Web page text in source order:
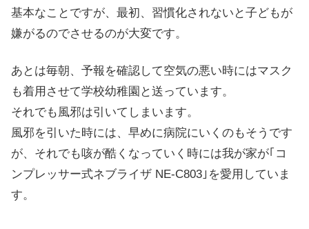
基本なことですが、最初、習慣化されないと子どもが
嫌がるのでさせるのが大変です。
あとは毎朝、予報を確認して空気の悪い時にはマスク
も着用させて学校幼稚園と送っています。
それでも風邪は引いてしまいます。
風邪を引いた時には、早めに病院にいくのもそうです
が、それでも咳が酷くなっていく時には我が家が｢コ
ンプレッサー式ネブライザ NE-C803｣を愛用していま
す。